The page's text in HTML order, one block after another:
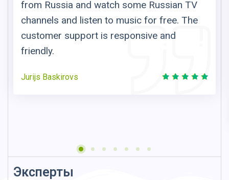
from Russia and watch some Russian TV
channels and listen to music for free. The
customer support is responsive and
friendly.
Jurijs Baskirovs
Эксперты